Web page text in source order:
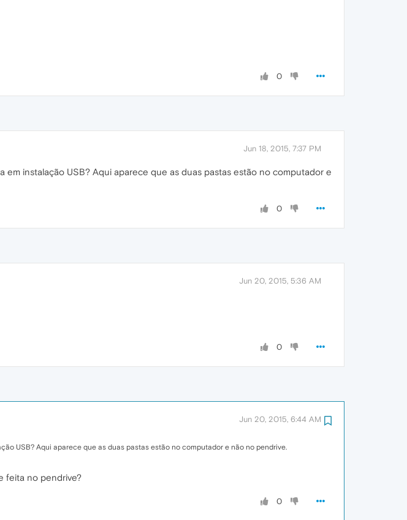
0
Jun 18, 2015, 7:37 PM
instalação USB? Aqui aparece que as duas pastas estão no computador e
0
Jun 20, 2015, 5:36 AM
0
Jun 20, 2015, 6:44 AM
USB? Aqui aparece que as duas pastas estão no computador e não no pendrive.
feita no pendrive?
0